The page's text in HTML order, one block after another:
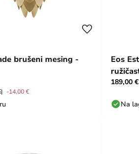
brušeni mesing -
-14,00 €
Eos
189,00 €
Na